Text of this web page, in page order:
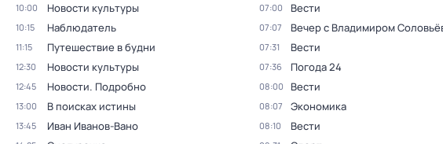
10:00 Новости культуры
10:15 Наблюдатель
11:15 Путешествие в будни
12:30 Новости культуры
12:45 Новости. Подробно
13:00 В поисках истины
13:45 Иван Иванов-Вано
07:00 Вести
07:07 Вечер с Владимиром
07:31 Вести
07:36 Погода 24
08:00 Вести
08:07 Экономика
08:10 Вести